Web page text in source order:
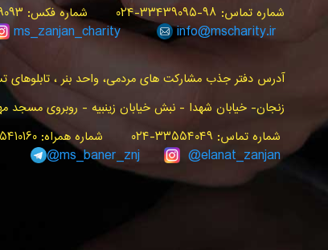
شماره تماس: ۹۸-۳۳۴۳۹۰۹۵-۰۲۴ شماره فکس: ۳۳۴۳۹۰۹۳-۰۲۴ سامانه پیام کوتاه: ۳۰۰۰۰۲۴۰
ms_zanjan _charity info@mscharity.ir
آدرس دفتر جذب مشارکت های مردمی، واحد بنر ، تابلوهای
زنجان- خیابان شهدا - نبش خیابان زینبیه - روبروی مسجد
شماره تماس: ۳۳۵۵۴۰۴۹-۰۲۴ شماره همراه: ۰۹۰۲۵۴۱۰۱۶۰
ms_baner_znj
@elanat_zanjan@